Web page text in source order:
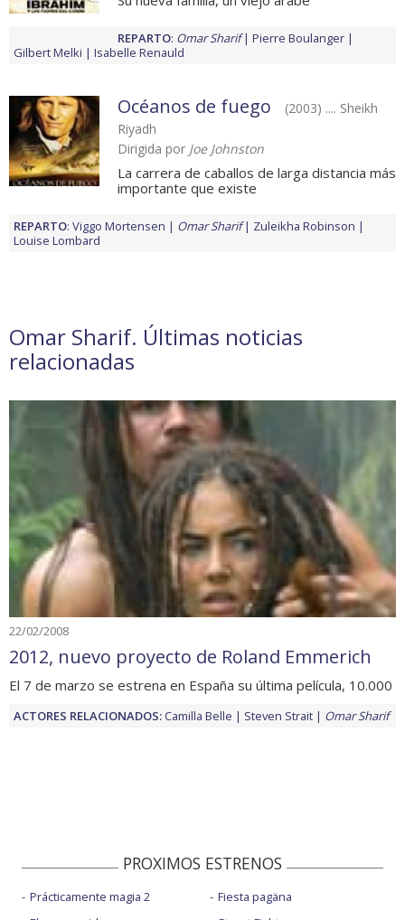
REPARTO: Omar Sharif
Pierre Boulanger
Gilbert Melki
Isabelle Renauld
Océanos de fuego
(2003) .... Sheikh
Riyadh
Dirigida por Joe Johnston
La carrera de caballos de larga distancia más
importante que existe
REPARTO: Viggo Mortensen Omar Sharif
Zuleikha Robinson
Louise Lombard
Omar Sharif. Últimas noticias
relacionadas
22/02/2008
2012, nuevo proyecto de Roland Emmerich
El 7 de marzo se estrena en España su última película, 10.000
ACTORES RELACIONADOS:Camilla Belle Steven Strait Omar Sharif
PROXIMOS ESTRENOS
Prácticamente magia 2
Fiesta pagäna